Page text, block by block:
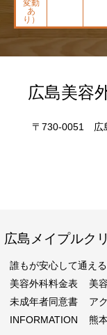
変動
あ
り）
広島美容
〒730-0051 広
広島メイプルク
誰もが安心して通え
美容外科料金表
美
未成年者同意書
ア
INFORMATION
熊